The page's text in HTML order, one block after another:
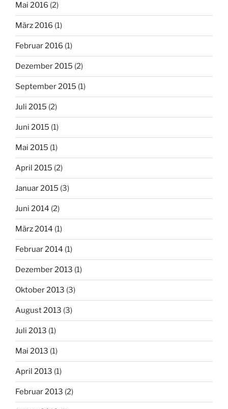
Mai 2016 (2)
März 2016 (1)
Februar 2016 (1)
Dezember 2015 (2)
September 2015 (1)
Juli 2015 (2)
Juni 2015 (1)
Mai 2015 (1)
April 2015 (2)
Januar 2015 (3)
Juni 2014 (2)
März 2014 (1)
Februar 2014 (1)
Dezember 2013 (1)
Oktober 2013 (3)
August 2013 (3)
Juli 2013 (1)
Mai 2013 (1)
April 2013 (1)
Februar 2013 (2)